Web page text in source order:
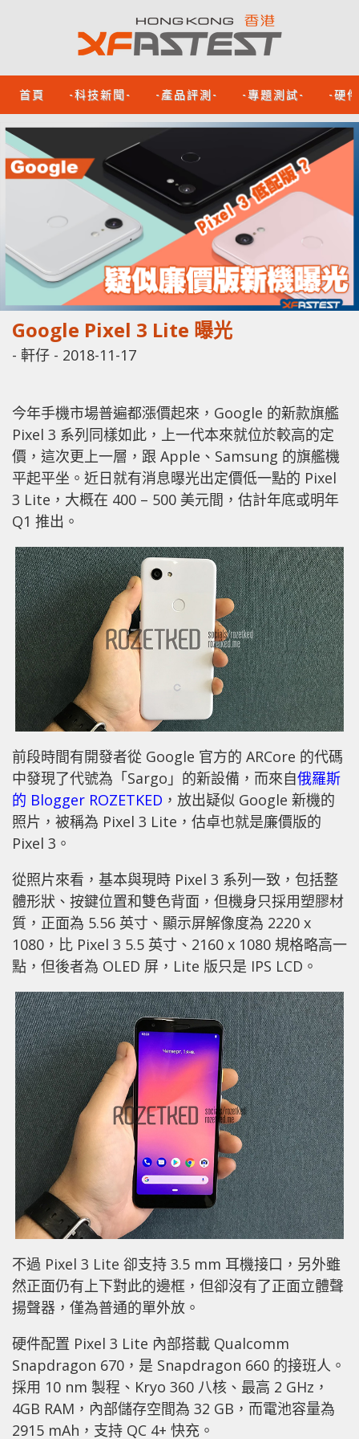
首頁 -科技新聞- -產品評測- -專題測試- -硬
Google Pixel 3 Lite 曝光
- 軒仔 - 2018-11-17
今年手機市場普遍都漲價起來，Google 的新款旗艦
Pixel 3 系列同樣如此，上一代本來就位於較高的定
價，這次更上一層，跟 Apple、Samsung 的旗艦機
平起平坐。近日就有消息曝光出定價低一點的 Pixel
3 Lite，大概在 400 – 500 美元間，估計年底或明年
Q1 推出。
前段時間有開發者從 Google 官方的 ARCore 的代碼
中發現了代號為「Sargo」的新設備，而來自俄羅斯
的 Blogger ROZETKED ，放出疑似 Google 新機的
照片，被稱為 Pixel 3 Lite，估卓也就是廉價版的
Pixel 3。
從照片來看，基本與現時 Pixel 3 系列一致，包括整
體形狀、按鍵位置和雙色背面，但機身只採用塑膠材
質，正面為 5.56 英寸、顯示屏解像度為 2220 x
1080，比 Pixel 3 5.5 英寸、2160 x 1080 規格略高一
點，但後者為 OLED 屏，Lite 版只是 IPS LCD。
不過 Pixel 3 Lite 卻支持 3.5 mm 耳機接口，另外雖
然正面仍有上下對此的邊框，但卻沒有了正面立體聲
揚聲器，僅為普通的單外放。
硬件配置 Pixel 3 Lite 內部搭載 Qualcomm
Snapdragon 670，是 Snapdragon 660 的接班人。
採用 10 nm 製程、Kryo 360 八核、最高 2 GHz，
4GB RAM，內部儲存空間為 32 GB，而電池容量為
2915 mAh，支持 QC 4+ 快充。